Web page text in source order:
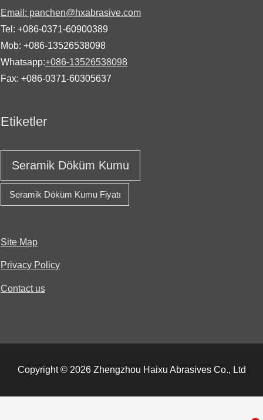
Email: panchen@hxabrasive.com
Tel: +086-0371-60900389
Mob: +086-13526538098
Whatsapp:+086-13526538098
Fax: +086-0371-60305637
Etiketler
Seramik Döküm Kumu
Seramik Döküm Kumu Fiyatı
Site Map
Privacy Policy
Contact us
Copyright © 2026 Zhengzhou Haixu Abrasives Co., Ltd